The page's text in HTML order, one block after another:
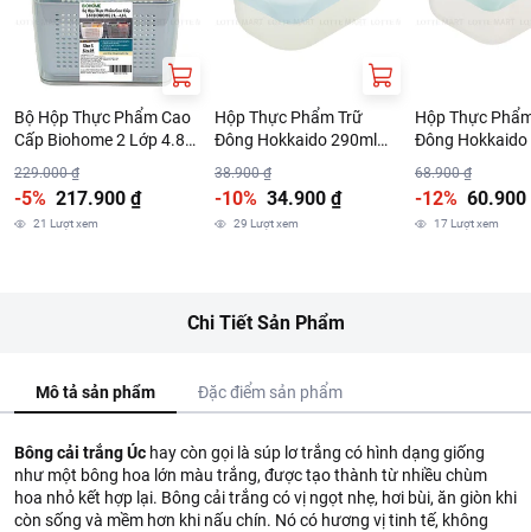
Bộ Hộp Thực Phẩm Cao
Cấp Biohome 2 Lớp 4.8L
229.000 ₫
-5% 217.900 ₫
21 Lượt xem
Hộp Thực Phẩm Trữ
Đông Hokkaido 290ml
38.900 ₫
-10% 34.900 ₫
29 Lượt xem
Hộp Thực
Đông Hokkaido
68.900 ₫
-12% 60.900
17 Lượt xem
Chi Tiết Sản Phẩm
Mô tả sản phẩm Đặc điểm sản phẩm
Bông cải trắng Úc hay còn gọi là súp lơ trắng có hình dạng giống
như một bông hoa lớn màu trắng, được tạo thành từ nhiều chùm
hoa nhỏ kết hợp lại. Bông cải trắng có vị ngọt nhẹ, hơi bùi, ăn giòn khi
còn sống và mềm hơn khi nấu chín. Nó có hương vị tinh tế, không